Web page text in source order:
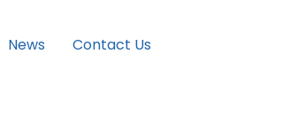
News Contact Us